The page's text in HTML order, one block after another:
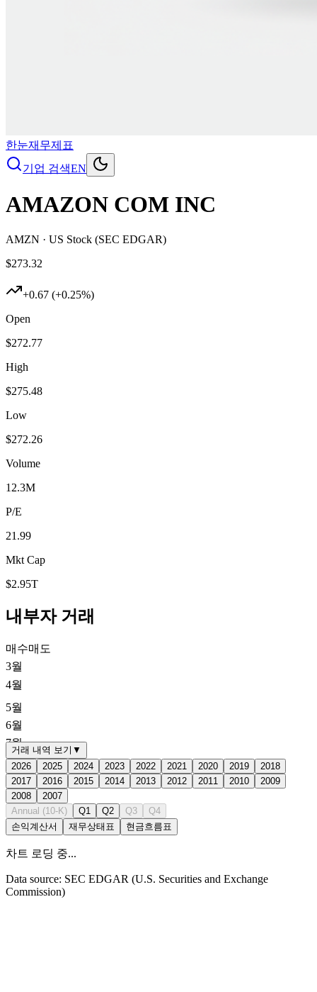
한눈재무제표
기업 검색EN
AMAZON COM INC
AMZN · US Stock (SEC EDGAR)
$273.32
+0.67 (+0.25%)
Open
$272.77
High
$275.48
Low
$272.26
Volume
12.3M
P/E
21.99
Mkt Cap
$2.95T
내부자 거래
매수매도
3월
4월
5월
6월
7월
8월
거래 내역 보기 ▼
2026
2025 2024 2023 2022 2021 2020 2019
2018
2017
2016 2015 2014 2013 2012 2011 2010
2009
2008
2007
Annual (10-K)
Q1 Q2 Q3
Q4
손익계산서
재무상태표 현금흐름표
차트 로딩 중...
Data source: SEC EDGAR (U.S. Securities and Exchange
Commission)